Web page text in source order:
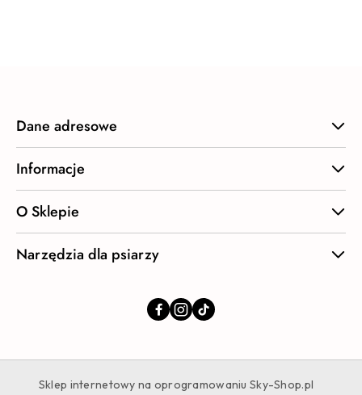
Dane adresowe
Informacje
O Sklepie
Narzędzia dla psiarzy
Sklep internetowy na oprogramowaniu Sky-Shop.pl